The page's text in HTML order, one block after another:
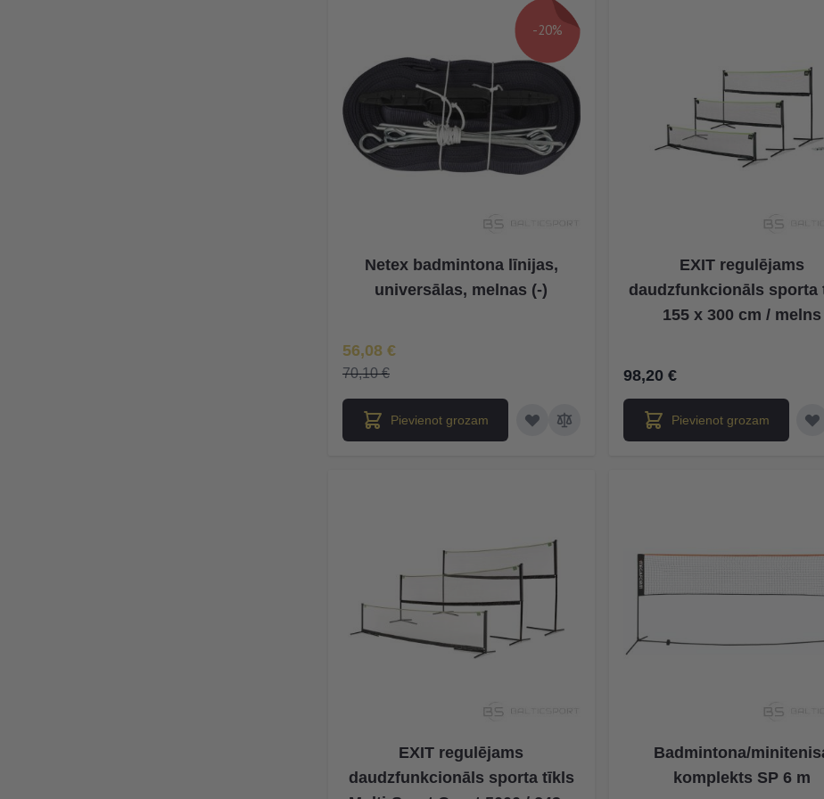
-20%
Netex badmintona līnijas,
universālas, melnas (-)
Īpaša Cena
56,08 €
70,10 €
Pievienot grozam
EXIT regulējams
daudzfunkcionāls sporta
155 x 300 cm / melns
98,20 €
Pievienot grozam
EXIT regulējams
daudzfunkcionāls sporta tīkls
Badmintona/
komplekts SP 6 m